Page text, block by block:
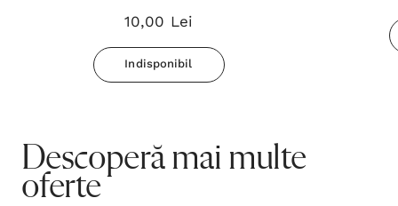
10,00 Lei
Indisponibil
Descoperă mai multe
oferte